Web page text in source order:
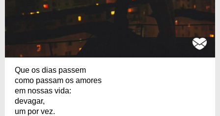
Que os dias passem
como passam os amores
em nossas vida:
devagar,
um por vez.